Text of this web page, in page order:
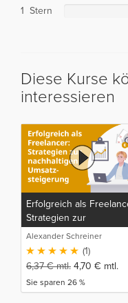
1 Stern
Diese Kurse
interessieren
Erfolgreich als
Strategien zur
nachhaltigen
Umsatzsteigerung
Alexander Schreiner
(1)
6,37€mtl. 4,70 € mtl.
Sie sparen 26 %